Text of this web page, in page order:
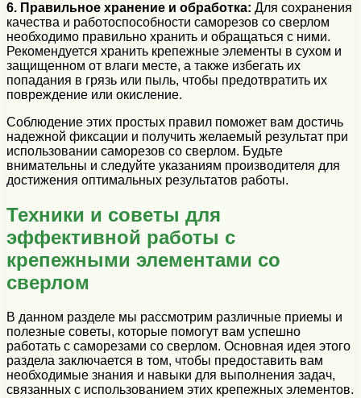
6. Правильное хранение и обработка: Для сохранения
качества и работоспособности саморезов со сверлом
необходимо правильно хранить и обращаться с ними.
Рекомендуется хранить крепежные элементы в сухом и
защищенном от влаги месте, а также избегать их
попадания в грязь или пыль, чтобы предотвратить их
повреждение или окисление.
Соблюдение этих простых правил поможет вам достичь
надежной фиксации и получить желаемый результат при
использовании саморезов со сверлом. Будьте
внимательны и следуйте указаниям производителя для
достижения оптимальных результатов работы.
Техники и советы для
эффективной работы с
крепежными элементами со
сверлом
В данном разделе мы рассмотрим различные приемы и
полезные советы, которые помогут вам успешно
работать с саморезами со сверлом. Основная идея этого
раздела заключается в том, чтобы предоставить вам
необходимые знания и навыки для выполнения задач,
связанных с использованием этих крепежных элементов.